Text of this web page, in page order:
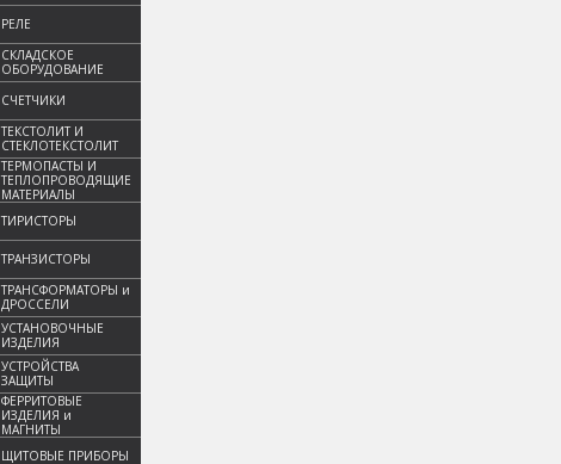
РЕЛЕ
СКЛАДСКОЕ
ОБОРУДОВАНИЕ
СЧЕТЧИКИ
ТЕКСТОЛИТ И
СТЕКЛОТЕКСТОЛИТ
ТЕРМОПАСТЫ И
ТЕПЛОПРОВОДЯЩИЕ
МАТЕРИАЛЫ
ТИРИСТОРЫ
ТРАНЗИСТОРЫ
ТРАНСФОРМАТОРЫ и
ДРОССЕЛИ
УСТАНОВОЧНЫЕ
ИЗДЕЛИЯ
УСТРОЙСТВА
ЗАЩИТЫ
ФЕРРИТОВЫЕ
ИЗДЕЛИЯ и
МАГНИТЫ
ЩИТОВЫЕ ПРИБОРЫ